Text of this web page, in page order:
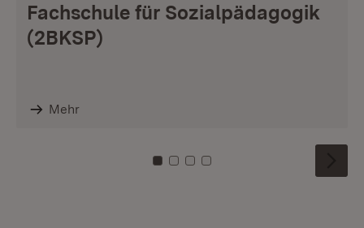
Fachschule für Sozialpädagogik
(2BKSP)
Mehr
Zu Kachel: 0
Zu Kachel: 1
Zu Kachel: 2
Zu Kachel: 3